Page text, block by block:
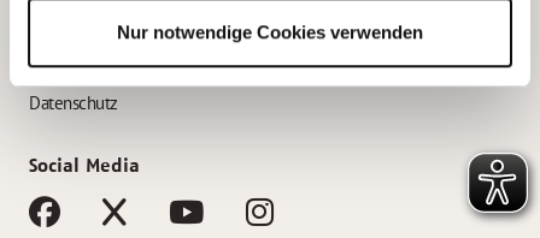
Nur notwendige Cookies verwenden
Impressum
Datenschutz
Social Media